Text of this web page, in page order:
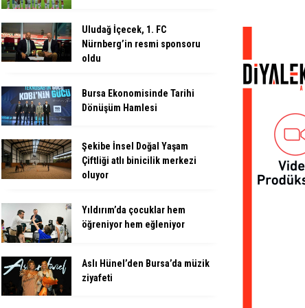
Uludağ İçecek, 1. FC
Nürnberg’in resmi sponsoru
oldu
Bursa Ekonomisinde Tarihi
Dönüşüm Hamlesi
Şekibe İnsel Doğal Yaşam
Çiftliği atlı binicilik merkezi
oluyor
Yıldırım’da çocuklar hem
öğreniyor hem eğleniyor
Aslı Hünel’den Bursa’da müzik
ziyafeti